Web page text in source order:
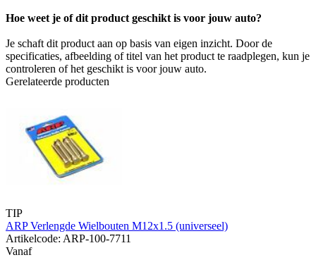
Hoe weet je of dit product geschikt is voor jouw auto?
Je schaft dit product aan op basis van eigen inzicht. Door de
specificaties, afbeelding of titel van het product te raadplegen, kun je
controleren of het geschikt is voor jouw auto.
Gerelateerde producten
TIP
ARP Verlengde Wielbouten M12x1.5 (universeel)
Artikelcode: ARP-100-7711
Vanaf